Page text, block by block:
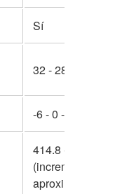
Sí
32 - 280
-6 - 0 - + 6
414.8 - 440.0 -
(incrementos de